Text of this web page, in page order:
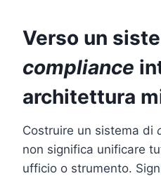
Verso un
compliance
architettura
Costruire un sistema di
non significa unificare
ufficio o strumento.